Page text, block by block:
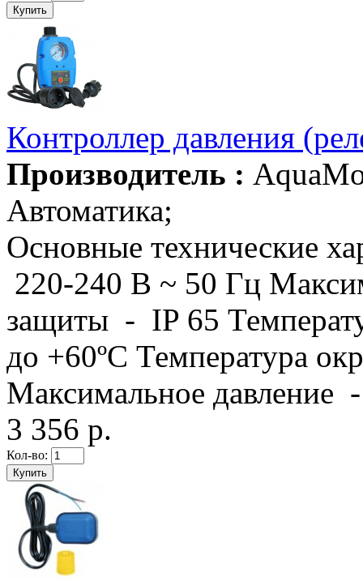
Контроллер давления
Производитель :
Автоматика;
Основные технические
220-240 В ~ 50 Гц
защиты - IP 65
до +60ºС Температура
Максимальное давление
3 356 р.
Кол-во: